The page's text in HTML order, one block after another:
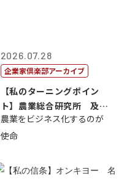
2026.07.28
企業家倶楽部アーカイブ
【私のターニングポイン
ト】農業総合研究所 及川
智正
農業をビジネス化するのが
使命